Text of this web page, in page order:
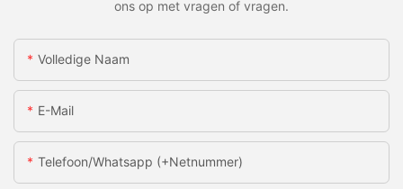
ons op met vragen of vragen.
Volledige Naam
E-Mail
Telefoon/whatsapp (+netnummer)